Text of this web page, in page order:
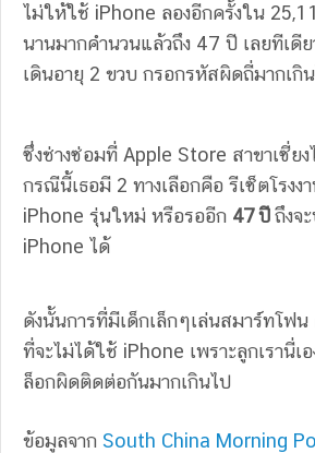
ไม่ให้ใช้ iPhone ลองอีกครั้งใน
นานมากคำนวนแล้วถึง 47 ปี เลยทีเดีย
เดินอายุ 2 ขวบ กรอกรหัสผิดถี่มากเกิ
ซึ่งช่างซ่อมที่ Apple Store สาขาเซี่ยง
กรณีนี้เธอมี 2 ทางเลือกคือ รีเซ็ตโรงง
iPhone รุ่นใหม่ หรือรออีก 47 ปีถึงจ
iPhone ได้
ดังนั้นการที่มีเด็กเล็กๆเล่นสมาร์ทโฟ
ที่จะไม่ได้ใช้ iPhone เพราะลูกเรานี่
ล็อกผิดติดต่อกันมากเกินไป
ข้อมูลจาก South China Morning